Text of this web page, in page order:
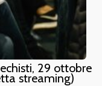
29 ottobre
streaming)